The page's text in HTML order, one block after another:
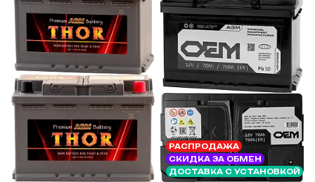
РАСПРОДАЖА
СКИДКА ЗА ОБМЕН
ДОСТАВКА С УСТАНОВКОЙ